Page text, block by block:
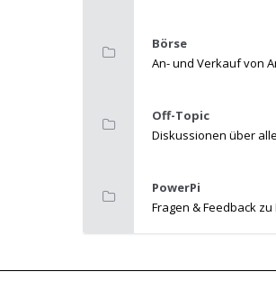
Börse
An- und Verkauf von
Off-Topic
Diskussionen über
PowerPi
Fragen & Feedback zu